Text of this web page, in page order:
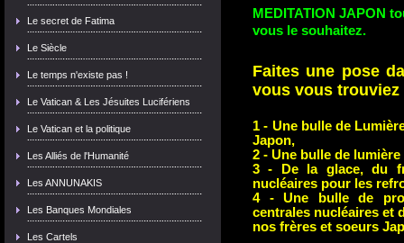
Le secret de Fatima
Le Siècle
Le temps n'existe pas !
Le Vatican & Les Jésuites Lucifériens
Le Vatican et la politique
Les Alliés de l'Humanité
Les ANNUNAKIS
Les Banques Mondiales
Les Cartels
MEDITATION JAPON
vous le souhaitez.
Faites une pose
vous vous trouviez
1 - Une bulle de
Japon,
2 - Une bulle de
3 - De la glace, du
nucléaires pour les
4 -Une bulle de
centrales nucléaires et
nos frères et soeurs